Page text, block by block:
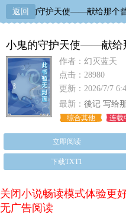
返回
小鬼的守护天使——献给那个
小鬼的守护天使——献给
暖依靠的人
作者：幻灭蓝天
点击：28980
更新：2026/7/7
最新： 後记 写给
综合其他 连载
立即阅读
下载TXT1
关闭小说畅读模式体验更
无广告阅读